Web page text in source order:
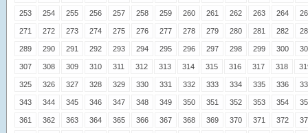
253 254 255 256 257 258 259 260 261 262 263 264
271 272 273 274 275 276 277 278 279 280 281 282
289 290 291 292 293 294 295 296 297 298 299 300
307 308 309 310 311 312 313 314 315 316 317 318
325 326 327 328 329 330 331 332 333 334 335 336
343 344 345 346 347 348 349 350 351 352 353 354
361 362 363 364 365 366 367 368 369 370 371 372